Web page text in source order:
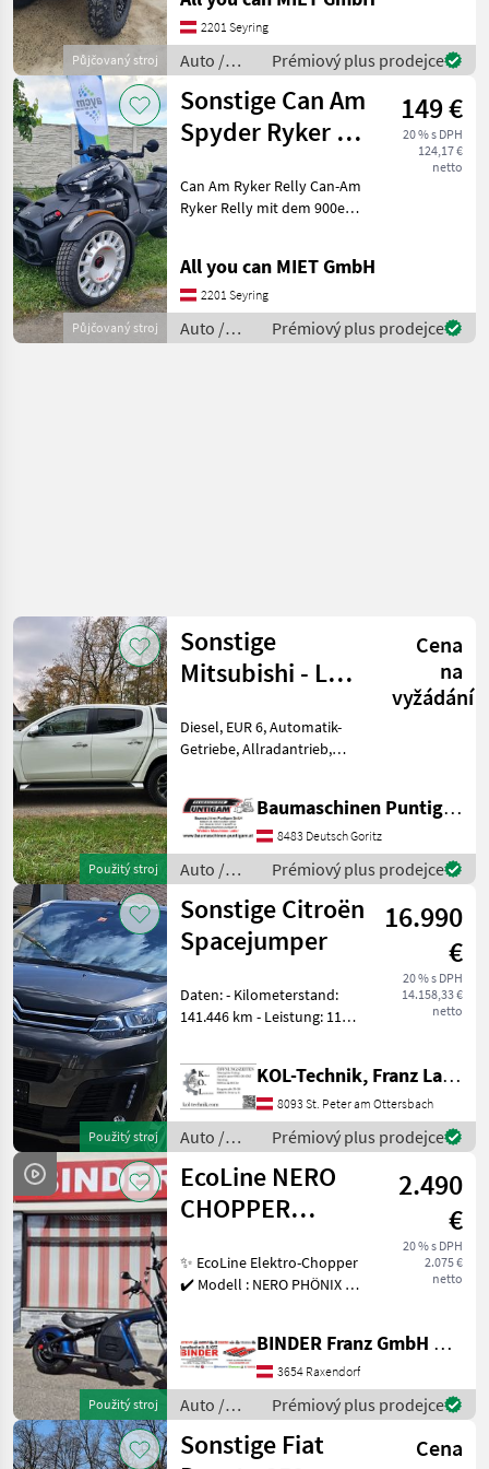
Půjčovaný stroj
dich für ein ganz
besonderes Erlebnis.
Einfach
2201 Seyring
Auto /
Motocykle
/ Sonstige
Prémiový plus prodejce
Půjčovaný stroj
Sonstige Can Am
Spyder Ryker #
#
149 €
20 % s DPH
124,17 €
netto
Can Am Ryker Relly Can-Am
Ryker Relly mit dem 900er
abheben und ihr Ding
machen möchten, dann ist
der Can-Am Ryke
All you can MIET GmbH
2201 Seyring
Auto /
Motocykle
Prémiový plus prodejce
Použitý stroj
Sonstige
Mitsubishi - L
Cena
na
vyžádání
Diesel, EUR 6, Automatik-
Getriebe, Allradantrieb,
ungebremst 750 kg,
Nutzlast 963 kg,
Erstzulassung 2021-05-12,
Kilometerst
Baumaschinen Puntigam GmbH
8483 Deutsch Goritz
Auto /
Motocykle
/ Sonstige
Prémiový plus prodejce
Použitý stroj
Sonstige Citroën
Spacejumper
16.990
€
20 % s DPH
14.158,33 €
netto
Daten: - Kilometerstand:
141.446 km - Leistung: 110
8 - Antieb: Diesel - mit
Anhängerkupplung -
Zustand: Top Zustand, sehr
gepfle
KOL-Technik, Franz Lampl-Küssner
8093 St. Peter am Ottersbach
Auto /
Motocykle
/ Sonstige
Prémiový plus prodejce
Použitý stroj
EcoLine NERO
CHOPPER
2.490
€
20 % s DPH
2.075 €
netto
✨ EcoLine Elektro-Chopper
✔️ Modell : NERO PHÖNIX ✔️
Dianmantgrün Lackierung
✔️ Aufsteigen, Aufdrehen
und Auffallen
BINDER Franz GmbH & CoKG
3654 Raxendorf
Auto /
Motocykle
/ Nero
Prémiový plus prodejce
Sonstige Fiat
Cena